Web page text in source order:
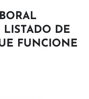
LISTADO DE
FUNCIONE